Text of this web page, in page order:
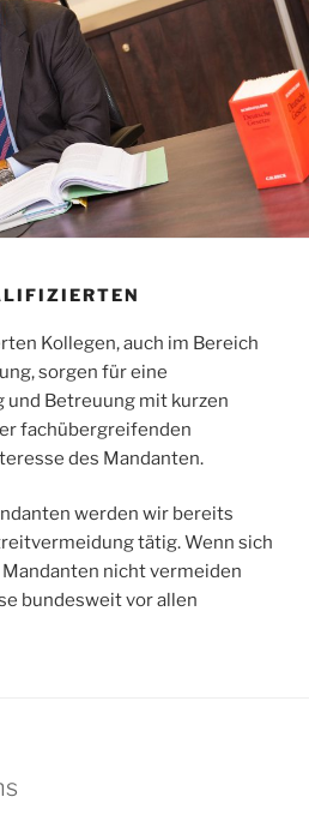
Kollegen, auch im Bereich
sorgen für eine
und Betreuung mit kurzen
fachübergreifenden
des Mandanten.
werden wir bereits
tätig. Wenn sich
nicht vermeiden
bundesweit vor allen